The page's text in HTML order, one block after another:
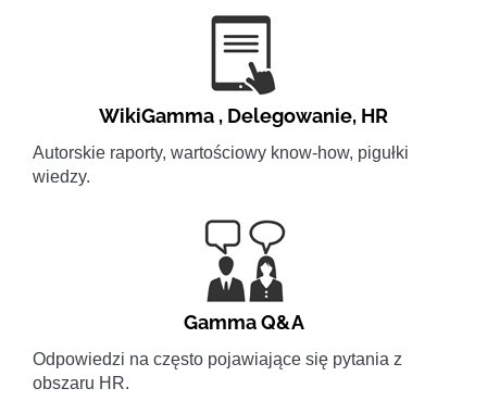
WikiGamma , Delegowanie, HR
Autorskie raporty, wartościowy know-how, pigułki
wiedzy.
Gamma Q&A
Odpowiedzi na często pojawiające się pytania z
obszaru HR.